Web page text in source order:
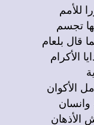
تجسم
بلعام
الأكرام
وانسان
الأذهان